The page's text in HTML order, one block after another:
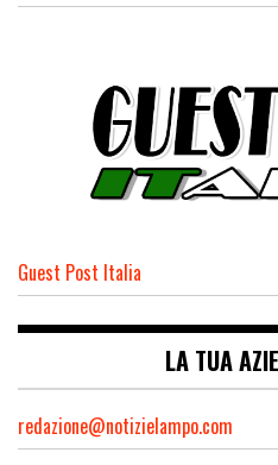
Guest Post Italia
LA TUA
redazione@notizielampo.com